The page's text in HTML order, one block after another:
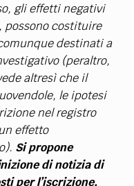
gli effetti negativi
possono costituire
destinati a
(peraltro,
altresì che il
le ipotesi
nel registro
effetto
Si propone
di notizia di
per l’iscrizione,